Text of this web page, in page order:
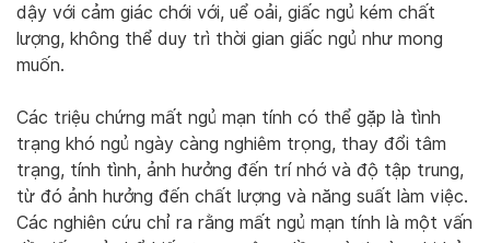
dậy với cảm giác chới với, uể oải, giấc ngủ kém chất
lượng, không thể duy trì thời gian giấc ngủ như mong
muốn.
Các triệu chứng mất ngủ mạn tính có thể gặp là tình
trạng khó ngủ ngày càng nghiêm trọng, thay đổi tâm
trạng, tính tình, ảnh hưởng đến trí nhớ và độ tập trung,
từ đó ảnh hưởng đến chất lượng và năng suất làm việc.
Các nghiên cứu chỉ ra rằng mất ngủ mạn tính là một vấn